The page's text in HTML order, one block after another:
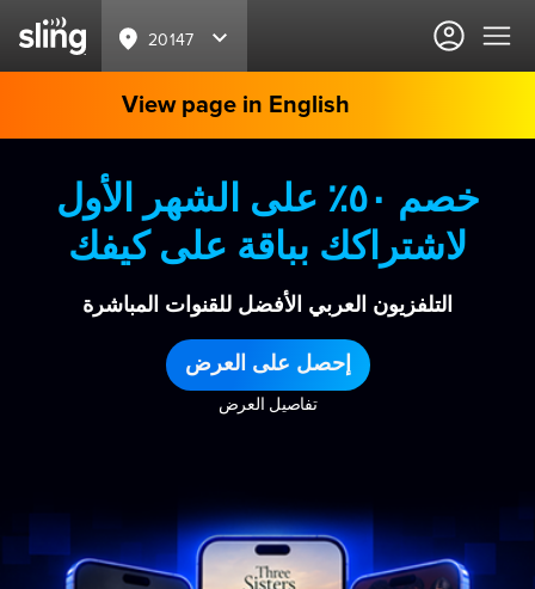
20147
View page in English
خصم ٥٠٪ على الشهر الأول
لاشتراكك بباقة على كيفك
التلفزيون العربي الأفضل للقنوات المباشرة
إحصل على العرض
تفاصيل العرض